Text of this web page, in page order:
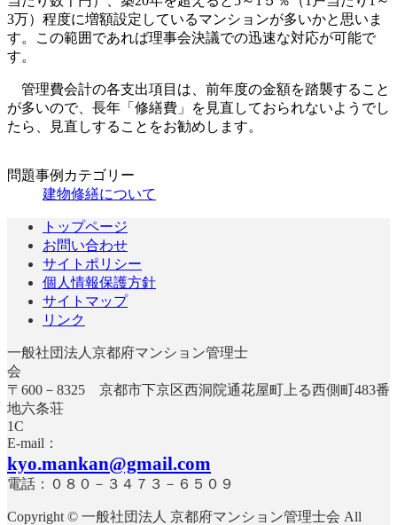
3万）程度に増額設定しているマンションが多いかと思いま
す。この範囲であれば理事会決議での迅速な対応が可能で
す。
管理費会計の各支出項目は、前年度の金額を踏襲すること
が多いので、長年「修繕費」を見直しておられないようでし
たら、見直しすることをお勧めします。
問題事例カテゴリー
建物修繕について
トップページ
お問い合わせ
サイトポリシー
個人情報保護方針
サイトマップ
リンク
一般社団法人京都府マンション管理士
〒600－8325 京都市下京区西洞院通花屋町上る西側町483番
地六条荘
E-mail：
kyo.mankan@gmail.com
電話：０８０－３４７３－６５０９
Copyright © 一般社団法人 京都府マンション管理士会 All